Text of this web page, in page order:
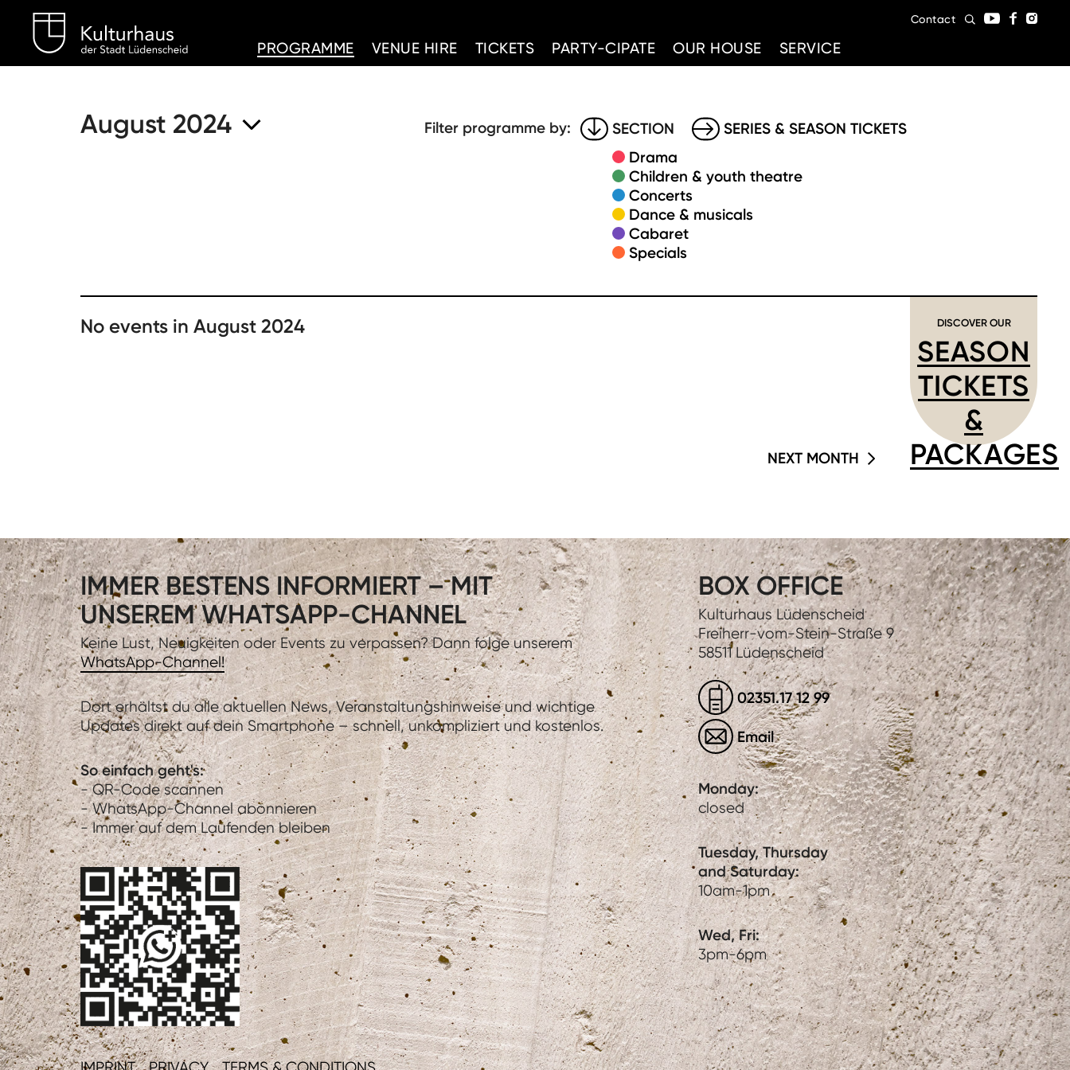
PROGRAMME
VENUE HIRE TICKETS PARTY-CIPATE OUR HOUSE SERVICE
Contact
August 2024 Filter programme by:
SECTION
Drama
Children & youth theatre
Concerts
Dance & musicals
Cabaret
Specials
SERIES & SEASON TICKETS
No events in August 2024 DISCOVER OUR
SEASON
TICKETS
&
PACKAGES
NEXT MONTH
IMMER BESTENS INFORMIERT – MIT
UNSEREM WHATSAPP-CHANNEL
Keine Lust, Neuigkeiten oder Events zu verpassen? Dann folge unserem
WhatsApp-Channel!
Dort erhältst du alle aktuellen News, Veranstaltungshinweise und wichtige
Updates direkt auf dein Smartphone – schnell, unkompliziert und kostenlos.
So einfach geht's:
- QR-Code scannen
- WhatsApp-Channel abonnieren
- Immer auf dem Laufenden bleiben
BOX OFFICE
Kulturhaus Lüdenscheid
Freiherr-vom-Stein-Straße 9
58511 Lüdenscheid
02351.17 12 99
Email
Monday:
closed
Tuesday, Thursday
and Saturday:
10am-1pm
Wed, Fri:
3pm-6pm